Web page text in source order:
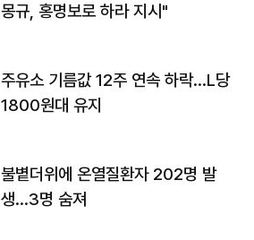
몽규, 홍명보로 하라 지시"
주유소 기름값 12주 연속 하락…L당
1800원대 유지
불볕더위에 온열질환자 202명 발
생…3명 숨져